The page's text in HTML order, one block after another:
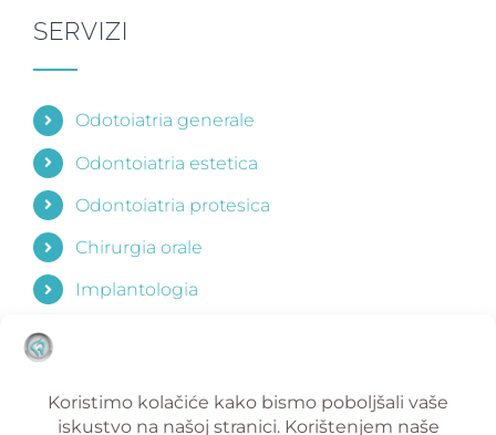
SERVIZI
Odotoiatria generale
Odontoiatria estetica
Odontoiatria protesica
Chirurgia orale
Implantologia
Parodontologia